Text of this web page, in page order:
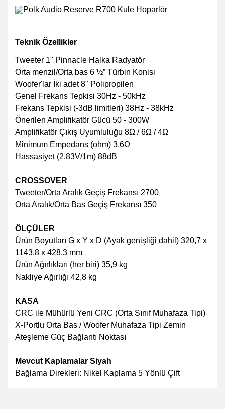
Teknik Özellikler
Tweeter 1" Pinnacle Halka Radyatör
Orta menzil/Orta bas 6 ½” Türbin Konisi
Woofer'lar İki adet 8" Polipropilen
Genel Frekans Tepkisi 30Hz - 50kHz
Frekans Tepkisi (-3dB limitleri) 38Hz - 38kHz
Önerilen Amplifikatör Gücü 50 - 300W
Amplifikatör Çıkış Uyumluluğu 8Ω / 6Ω / 4Ω
Minimum Empedans (ohm) 3.6Ω
Hassasiyet (2.83V/1m) 88dB
CROSSOVER
Tweeter/Orta Aralık Geçiş Frekansı 2700
Orta Aralık/Orta Bas Geçiş Frekansı 350
ÖLÇÜLER
Ürün Boyutları G x Y x D (Ayak genişliği dahil) 320,7 x
1143.8 x 428.3 mm
Ürün Ağırlıkları (her biri) 35,9 kg
Nakliye Ağırlığı 42,8 kg
KASA
CRC ile Mühürlü Yeni CRC (Orta Sınıf Muhafaza Tipi)
X-Portlu Orta Bas / Woofer Muhafaza Tipi Zemin
Ateşleme Güç Bağlantı Noktası
Mevcut Kaplamalar Siyah
Bağlama Direkleri: Nikel Kaplama 5 Yönlü Çift